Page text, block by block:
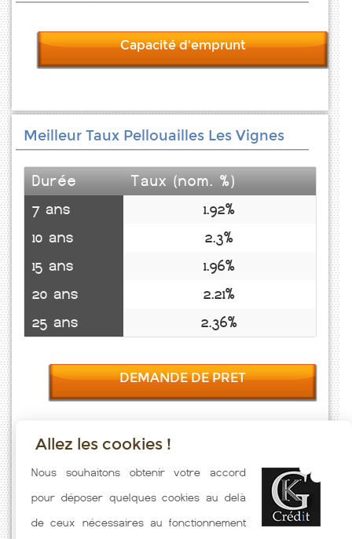
Capacité d'emprunt
Meilleur Taux Pellouailles Les Vignes
Durée
Taux (nom. %)
7 ans
1.92%
10 ans
2.3%
15 ans
1.96%
20 ans
2.21%
25 ans
2.36%
DEMANDE DE PRET
Taux emprunt actualisés (Pellouailles Les Vignes) toutes les semaines.
Taux Immobilier pratiqués par nos partenaires bancaires. Meilleur
Taux hors assurance. Taux crédit immobilier indicatif fonction des
caractéristiques de l'emprunteur.
Allez les cookies !
Nous souhaitons obtenir votre accord
pour déposer quelques cookies au delà
de ceux nécessaires au fonctionnement